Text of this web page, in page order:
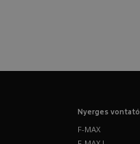
Nyerges vontató
F-MAX